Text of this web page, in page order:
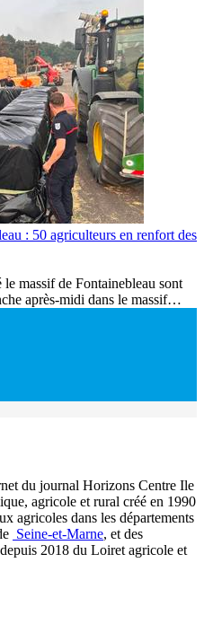
: 50 agriculteurs en renfort des
massif de Fontainebleau sont
après-midi dans le massif…
du journal Horizons Centre Ile
agricole et rural créé en 1990
agricoles dans les départements
Seine-et-Marne, et des
2018 du Loiret agricole et